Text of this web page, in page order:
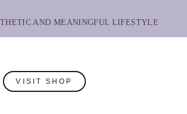
AND MEANINGFUL LIFESTYLE
VISIT SHOP